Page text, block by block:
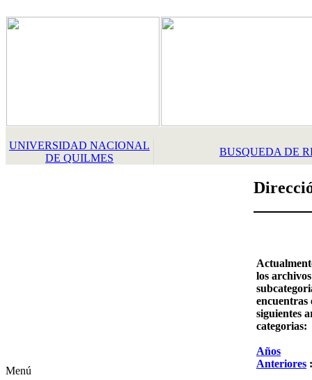
UNIVERSIDAD NACIONAL
DE QUILMES
BUSQUEDA DE
Menú
los
encuentras
siguientes
categorias:
Años
Anteriores